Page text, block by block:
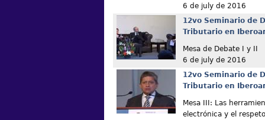
6 de july de 2016
12vo Seminario de
Tributario en
Mesa de Debate I y II
6 de july de 2016
12vo Seminario de
Tributario en
Mesa III: Las
electrónica y el